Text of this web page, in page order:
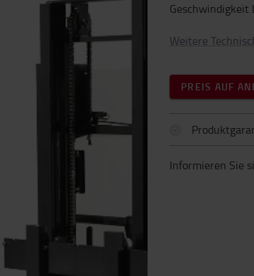
Geschwindigkeit
Weitere
PREIS AUF
Informieren Sie